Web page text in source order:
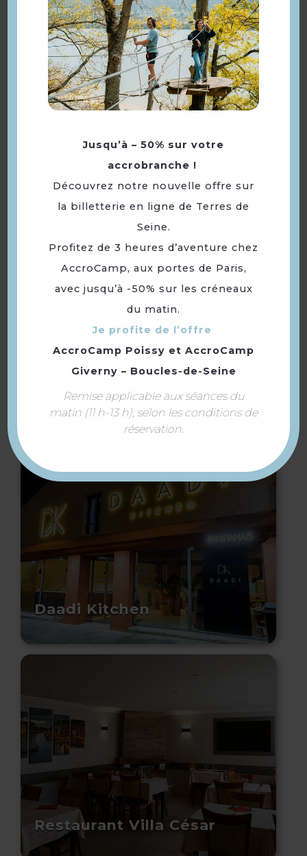
Hôtel Welcomotel Les
Hôtel la Chaumière
Daadi Kitchen
Restaurant Villa César
Jusqu’à – 50% sur votre
accrobranche !
Découvrez notre nouvelle offre sur
la billetterie en ligne de Terres de
Seine.
Profitez de 3 heures d’aventure chez
AccroCamp, aux portes de Paris,
avec jusqu’à -50% sur les créneaux
du matin.
Je profite de l’offre
AccroCamp Poissy et AccroCamp
Giverny – Boucles-de-Seine
Remise applicable aux séances du
matin (11 h-13 h), selon les conditions de
réservation.